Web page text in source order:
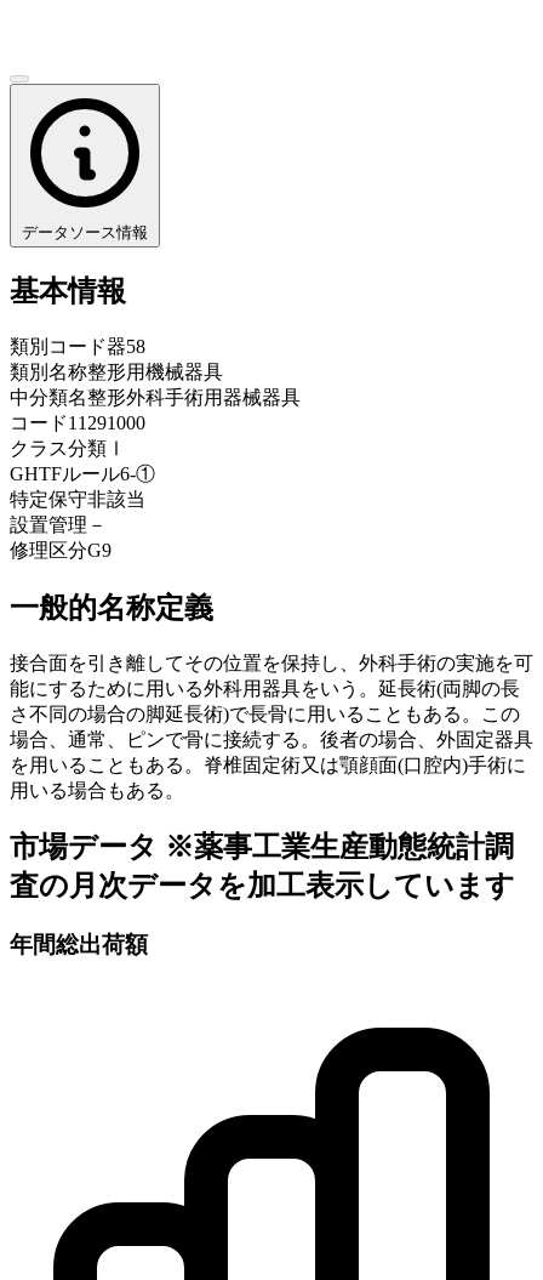
データソース情報
基本情報
類別コード器58
類別名称整形用機械器具
中分類名整形外科手術用器械器具
コード11291000
クラス分類 Ⅰ
GHTFルール6-①
特定保守非該当
設置管理 －
修理区分G9
一般的名称定義
接合面を引き離してその位置を保持し、外科手術の実施を可
能にするために用いる外科用器具をいう。延長術(両脚の長
さ不同の場合の脚延長術)で長骨に用いることもある。この
場合、通常、ピンで骨に接続する。後者の場合、外固定器具
を用いることもある。脊椎固定術又は顎顔面(口腔内)手術に
用いる場合もある。
市場データ ※薬事工業生産動態統計調
査の月次データを加工表示しています
年間総出荷額